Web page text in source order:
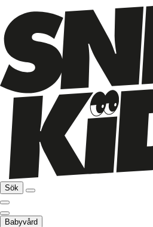
Sök
Babyvård